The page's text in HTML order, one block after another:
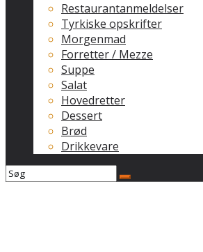
Restaurantanmeldelser
Tyrkiske opskrifter
Morgenmad
Forretter / Mezze
Suppe
Salat
Hovedretter
Dessert
Brød
Drikkevare